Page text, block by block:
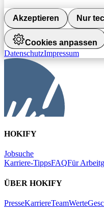
Akzeptieren Nur
Cookies anpassen
DatenschutzImpressum
HOKIFY
Jobsuche
Karriere-TippsFAQFür
ÜBER HOKIFY
PresseKarriereTeamWerte